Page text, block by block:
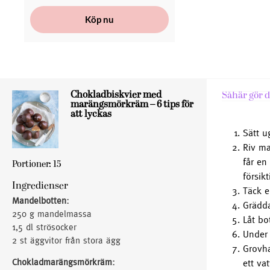
Köp nu
Chokladbiskvier med
marängsmörkräm – 6 tips för
att lyckas
Portioner: 15
Ingredienser
Mandelbotten:
250 g mandelmassa
1,5 dl strösocker
2 st äggvitor från stora ägg
Chokladmarängsmörkräm:
Såhär gör
Sätt
Riv
får en
Täck
Låt
ett